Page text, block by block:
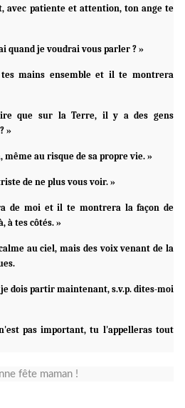
avec patiente et attention, ton ange te
quand je voudrai vous parler ? »
mains ensemble et il te montrera
que sur la Terre, il y a des gens
»
même au risque de sa propre vie. »
de ne plus vous voir. »
de moi et il te montrera la façon de
à tes côtés. »
au ciel, mais des voix venant de la
dois partir maintenant, s.v.p. dites-moi
pas important, tu l'appelleras tout